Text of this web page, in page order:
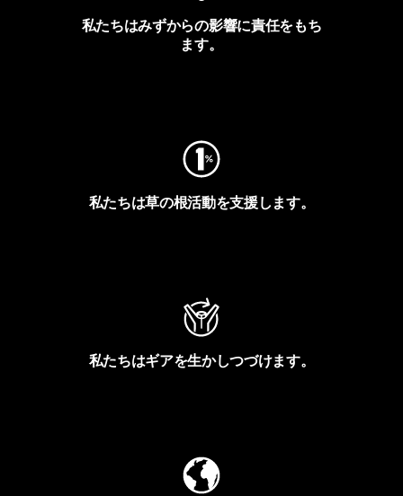
私たちはみずからの影響に責任をもち
ます。
私たちは草の根活動を支援します。
私たちはギアを生かしつづけます。